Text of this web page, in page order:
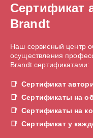
Сертификат
Brandt
Наш сервисный центр
осуществления
Brandt сертификатами:
Сертификат
Сертификаты на
Сертификаты на
Сертификат у